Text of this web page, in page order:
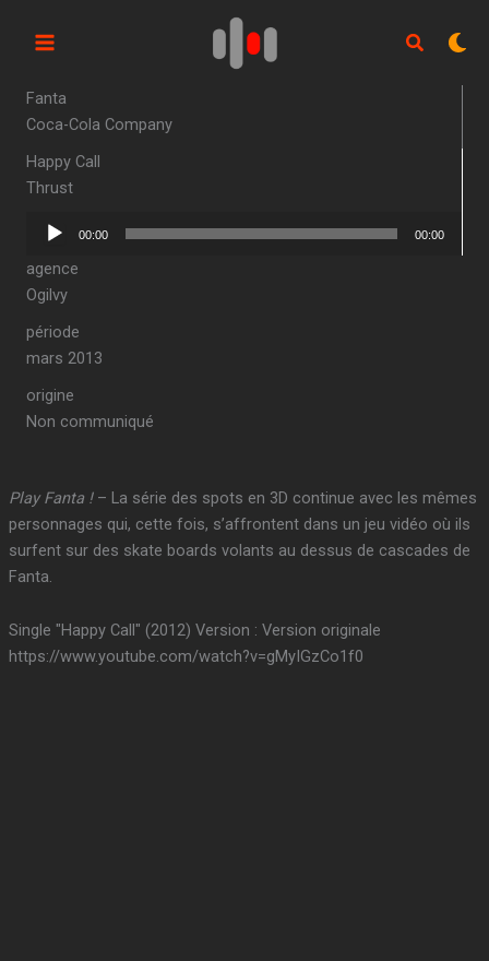
Fanta
Coca-Cola Company
Happy Call
Thrust
Lecteur
00:00 00:00
agence
Ogilvy
période
mars 2013
origine
Non communiqué
Play Fanta !– La série des spots en 3D continue avec les mêmes
personnages qui, cette fois, s’affrontent dans un jeu vidéo où ils
surfent sur des skate boards volants au dessus de cascades de
Fanta.
Single "Happy Call" (2012) Version : Version originale
https://www.youtube.com/watch?v=gMyIGzCo1f0